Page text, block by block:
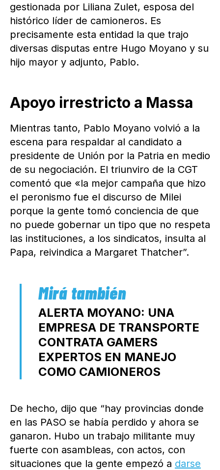
gestionada por Liliana Zulet, esposa del
histórico líder de camioneros. Es
precisamente esta entidad la que trajo
diversas disputas entre Hugo Moyano y su
hijo mayor y adjunto, Pablo.
Apoyo irrestricto a Massa
Mientras tanto, Pablo Moyano volvió a la
escena para respaldar al candidato a
presidente de Unión por la Patria en medio
de su negociación. El triunviro de la CGT
comentó que «la mejor campaña que hizo
el peronismo fue el discurso de Milei
porque la gente tomó conciencia de que
no puede gobernar un tipo que no respeta
las instituciones, a los sindicatos, insulta al
Papa, reivindica a Margaret Thatcher”.
ALERTA MOYANO: UNA
EMPRESA DE TRANSPORTE
CONTRATA GAMERS
EXPERTOS EN MANEJO
COMO CAMIONEROS
De hecho, dijo que “hay provincias donde
en las PASO se había perdido y ahora se
ganaron. Hubo un trabajo militante muy
fuerte con asambleas, con actos, con
situaciones que la gente empezó a darse